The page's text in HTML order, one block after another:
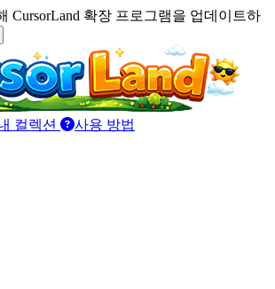
CursorLand 확장 프로그램을 업데이트하
컬렉션
사용 방법